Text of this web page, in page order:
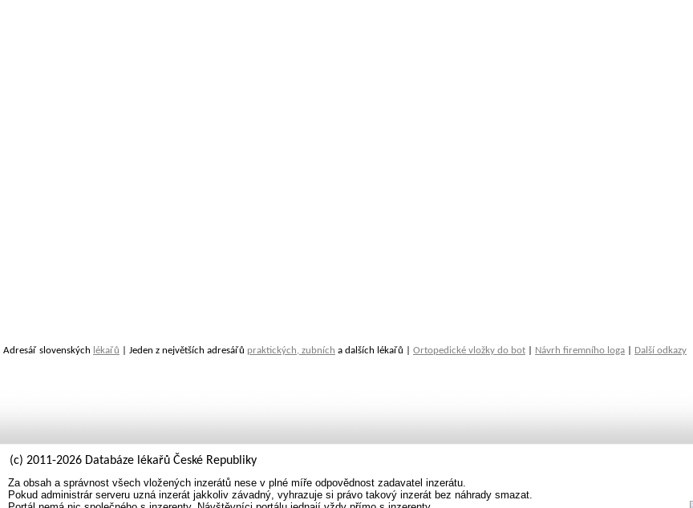
Adresář slovenských lékařů | Jeden z největších adresářů praktických, zubních a dalších lékařů | Ortopedické vložky do bot Návrh firemního loga Další odkazy
(c) 2011-2026 Databáze lékařů České Republiky
Za obsah a správnost všech vložených inzerátů nese v plné míře odpovědnost zadavatel inzerátu.
Pokud administrár serveru uzná inzerát jakkoliv závadný, vyhrazuje si právo takový inzerát bez náhrady smazat.